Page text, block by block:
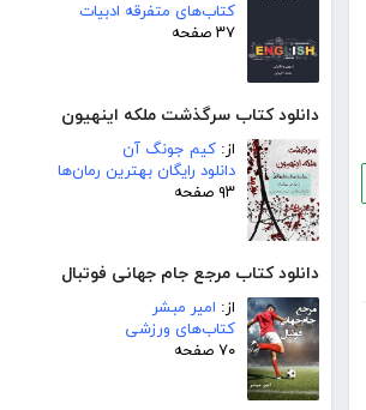
کتاب‌های متفرقه ادبیات
۳۷ صفحه
دانلود کتاب سرگذشت ملکه اینهیون
از: کیم جونگ آن
دانلود رایگان بهترین رمان‌ها
۹۳ صفحه
دانلود کتاب مرجع جام جهانی فوتبال
از: امیر مبشر
کتاب‌های ورزشی
۷۰ صفحه